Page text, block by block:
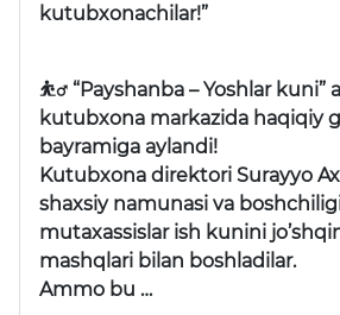
kutubxonachilar!”
⛹️‍♂️ “Payshanba – Yoshlar kuni”
kutubxona markazida haqiqiy
bayramiga aylandi!
Kutubxona direktori Surayyo
shaxsiy namunasi va
mutaxassislar ish kunini
mashqlari bilan boshladilar.
Ammo bu …